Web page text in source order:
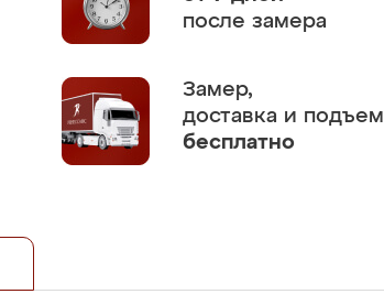
после замера
Замер,
доставка и подъем
бесплатно